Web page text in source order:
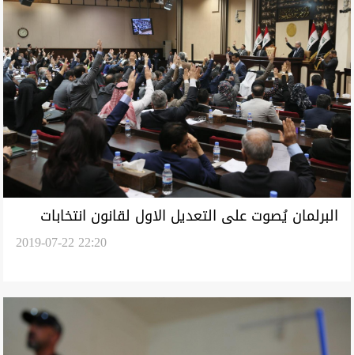
البرلمان يُصوت على التعديل الاول لقانون انتخابات
مجالس المحافظات غير المنتظمة باقليم2019-07-22 22:20